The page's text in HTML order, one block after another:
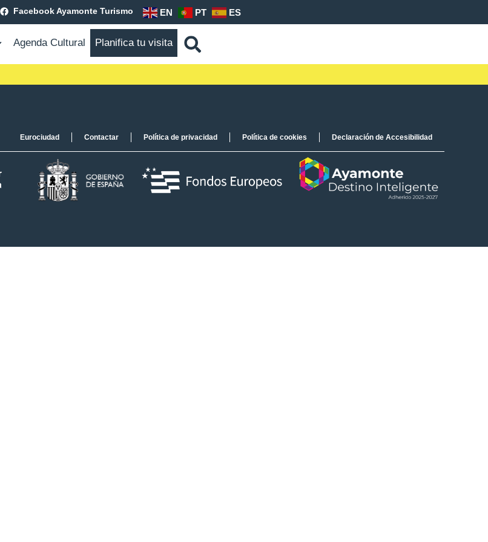
Facebook Ayamonte Turismo EN PT ES
Agenda Cultural Planifica tu visita
Eurociudad Contactar Política de privacidad Política de cookies Declaración de Accesibilidad